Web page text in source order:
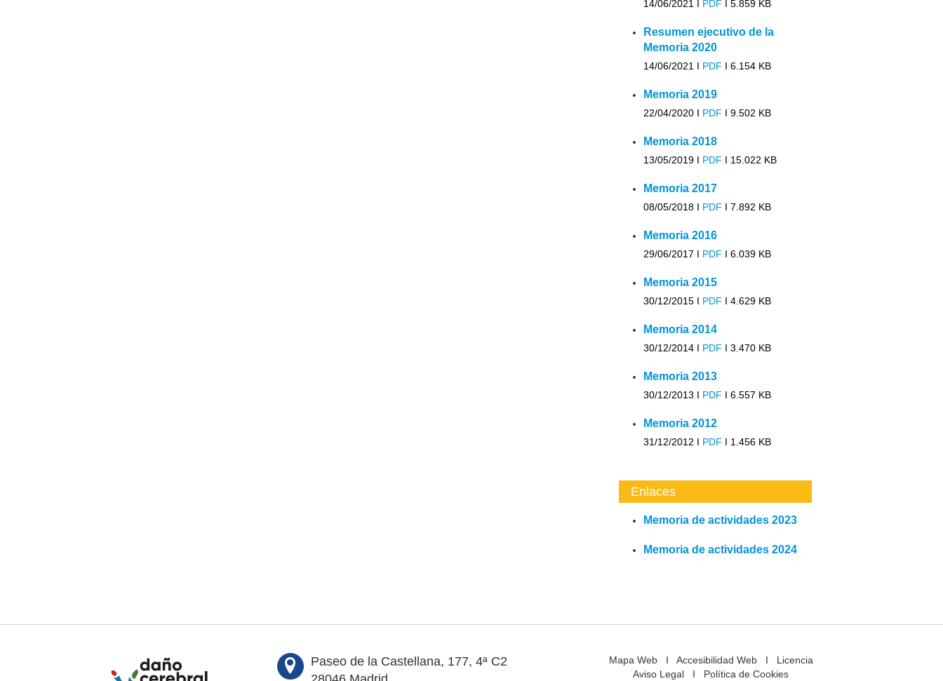
14/06/2021 I PDF I 5.859 KB
Resumen ejecutivo de la
Memoria 2020
14/06/2021 I PDF I 6.154 KB
Memoria 2019
22/04/2020 I PDF I 9.502 KB
Memoria 2018
13/05/2019 I PDF I 15.022 KB
Memoria 2017
08/05/2018 I PDF I 7.892 KB
Memoria 2016
29/06/2017 I PDF I 6.039 KB
Memoria 2015
30/12/2015 I PDF I 4.629 KB
Memoria 2014
30/12/2014 I PDF I 3.470 KB
Memoria 2013
30/12/2013 I PDF I 6.557 KB
Memoria 2012
31/12/2012 I PDF I 1.456 KB
Enlaces
Memoria de actividades 2023
Memoria de actividades 2024
Paseo de la Castellana, 177, 4ª C2
Mapa WebI Accesibilidad WebI Licencia
Aviso Legal I Política de Cookies